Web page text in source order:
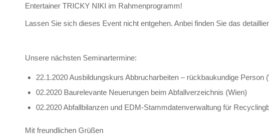
Entertainer TRICKY NIKI im Rahmenprogramm!
Lassen Sie sich dieses Event nicht entgehen. Anbei finden Sie das
Unsere nächsten Seminartermine:
22.1.2020 Ausbildungskurs Abbrucharbeiten – rückbaukundige Person
02.2020 Baurelevante Neuerungen beim Abfallverzeichnis (Wien)
02.2020 Abfallbilanzen und EDM-Stammdatenverwaltung für
Mit freundlichen Grüßen